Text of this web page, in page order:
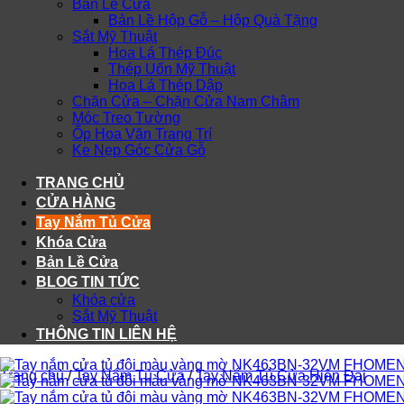
Bản Lề Cửa
Bản Lề Hộp Gỗ – Hộp Quà Tặng
Sắt Mỹ Thuật
Hoa Lá Thép Đúc
Thép Uốn Mỹ Thuật
Hoa Lá Thép Dập
Chặn Cửa – Chặn Cửa Nam Châm
Móc Treo Tường
Ốp Hoa Văn Trang Trí
Ke Nẹp Góc Cửa Gỗ
TRANG CHỦ
CỬA HÀNG
Tay Nắm Tủ Cửa
Khóa Cửa
Bản Lề Cửa
BLOG TIN TỨC
Khóa cửa
Sắt Mỹ Thuật
THÔNG TIN LIÊN HỆ
Trang chủ / Tay Nắm Tủ Cửa / Tay Nắm Tủ Cửa Hiện Đại